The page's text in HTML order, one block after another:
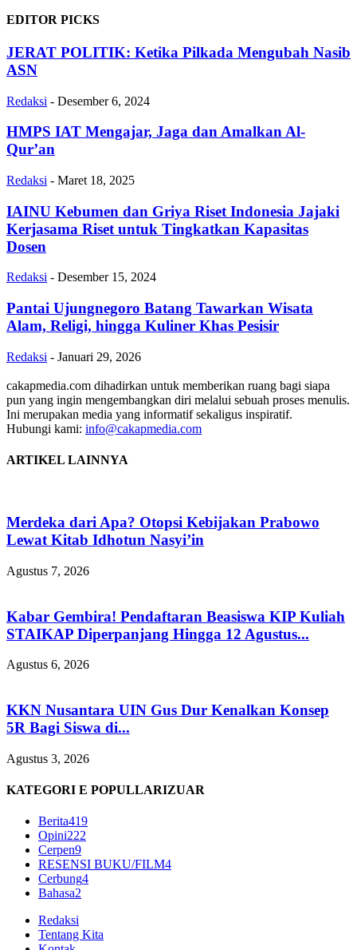
EDITOR PICKS
JERAT POLITIK: Ketika Pilkada Mengubah Nasib
ASN
Redaksi - Desember 6, 2024
HMPS IAT Mengajar, Jaga dan Amalkan Al-
Qur’an
Redaksi - Maret 18, 2025
IAINU Kebumen dan Griya Riset Indonesia Jajaki
Kerjasama Riset untuk Tingkatkan Kapasitas
Dosen
Redaksi - Desember 15, 2024
Pantai Ujungnegoro Batang Tawarkan Wisata
Alam, Religi, hingga Kuliner Khas Pesisir
Redaksi - Januari 29, 2026
cakapmedia.com dihadirkan untuk memberikan ruang bagi siapa
pun yang ingin mengembangkan diri melalui sebuah proses menulis.
Ini merupakan media yang informatif sekaligus inspiratif.
Hubungi kami: info@cakapmedia.com
ARTIKEL LAINNYA
Merdeka dari Apa? Otopsi Kebijakan Prabowo
Lewat Kitab Idhotun Nasyi’in
Agustus 7, 2026
Kabar Gembira! Pendaftaran Beasiswa KIP Kuliah
STAIKAP Diperpanjang Hingga 12 Agustus...
Agustus 6, 2026
KKN Nusantara UIN Gus Dur Kenalkan Konsep
5R Bagi Siswa di...
Agustus 3, 2026
KATEGORI E POPULLARIZUAR
Berita419
Opini222
Cerpen9
RESENSI BUKU/FILM4
Cerbung4
Bahasa2
Redaksi
Tentang Kita